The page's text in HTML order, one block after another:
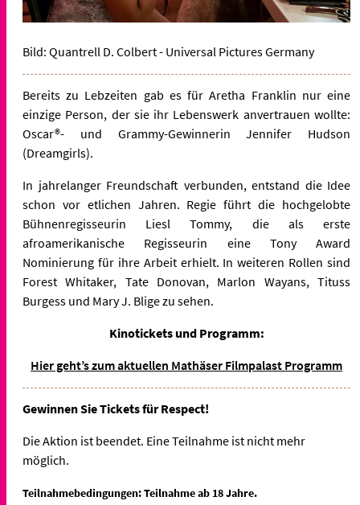
Bild: Quantrell D. Colbert - Universal Pictures Germany
Bereits zu Lebzeiten gab es für Aretha Franklin nur eine
einzige Person, der sie ihr Lebenswerk anvertrauen wollte:
Oscar®- und Grammy-Gewinnerin Jennifer Hudson
(Dreamgirls).
In jahrelanger Freundschaft verbunden, entstand die Idee
schon vor etlichen Jahren. Regie führt die hochgelobte
Bühnenregisseurin Liesl Tommy, die als erste
afroamerikanische Regisseurin eine Tony Award
Nominierung für ihre Arbeit erhielt. In weiteren Rollen sind
Forest Whitaker, Tate Donovan, Marlon Wayans, Tituss
Burgess und Mary J. Blige zu sehen.
Kinotickets und Programm:
Hier geht’s zum aktuellen Mathäser Filmpalast Programm
Gewinnen Sie Tickets für Respect!
Die Aktion ist beendet. Eine Teilnahme ist nicht mehr
möglich.
Teilnahmebedingungen: Teilnahme ab 18 Jahre.